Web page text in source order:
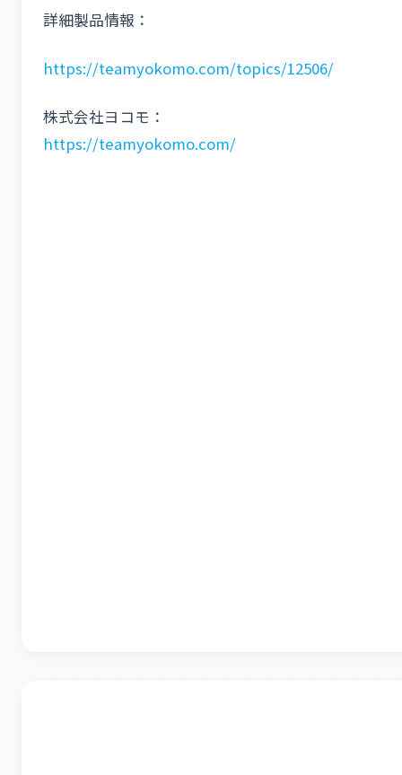
詳細製品情報：
https://teamyokomo.com/topics/12506/
株式会社ヨコモ：
https://teamyokomo.com/